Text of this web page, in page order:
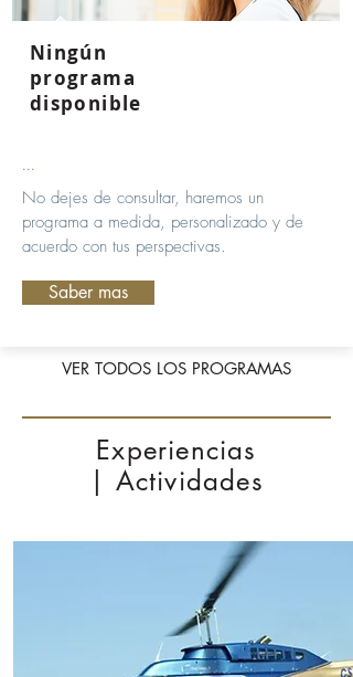
Ningún
programa
disponible
...
No dejes de consultar, haremos un
programa a medida, personalizado y de
acuerdo con tus perspectivas.
Saber mas
VER TODOS LOS PROGRAMAS
Experiencias
| Actividades